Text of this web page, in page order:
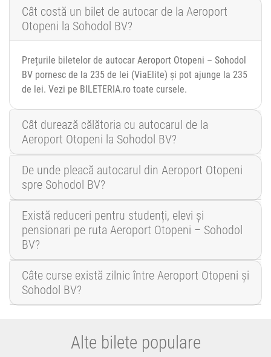
Cât costă un bilet de autocar de la Aeroport
Otopeni la Sohodol BV?
Prețurile biletelor de autocar Aeroport Otopeni – Sohodol
BV pornesc de la 235 de lei (ViaElite) și pot ajunge la 235
de lei. Vezi pe BILETERIA.ro toate cursele.
Cât durează călătoria cu autocarul de la
Aeroport Otopeni la Sohodol BV?
De unde pleacă autocarul din Aeroport Otopeni
spre Sohodol BV?
Există reduceri pentru studenți, elevi și
pensionari pe ruta Aeroport Otopeni – Sohodol
BV?
Câte curse există zilnic între Aeroport Otopeni și
Sohodol BV?
Alte bilete populare